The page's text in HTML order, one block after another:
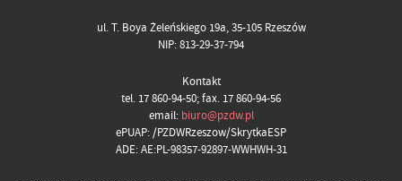
ul. T. Boya Żeleńskiego 19a, 35-105 Rzeszów
NIP: 813-29-37-794
Kontakt
tel. 17 860-94-50; fax. 17 860-94-56
email: biuro@pzdw.pl
ePUAP: /PZDWRzeszow/SkrytkaESP
ADE: AE:PL-98357-92897-WWHWH-31